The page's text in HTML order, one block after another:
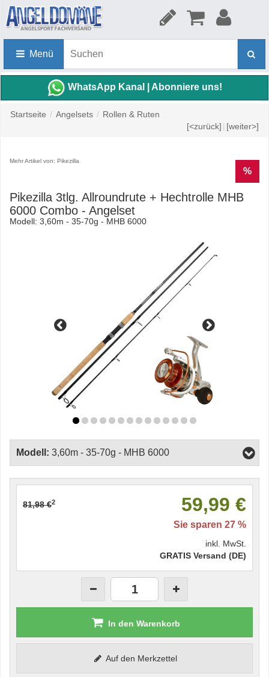
Menü
WhatsApp Kanal | Abonniere uns!
Startseite / Angelsets / Rollen & Ruten
[<zurück] | [weiter>]
Mehr Artikel von: Pikezilla
%
Pikezilla 3tlg. Allroundrute + Hechtrolle MHB
6000 Combo - Angelset
Modell: 3,60m - 35-70g - MHB 6000
Modell: 3,60m - 35-70g - MHB 6000
81,98 €2 59,99 €
Sie sparen 27 %
inkl. MwSt.
GRATIS Versand (DE)
In den Warenkorb
Auf den Merkzettel